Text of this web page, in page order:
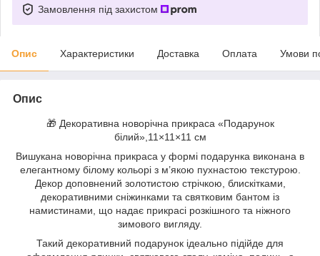
Замовлення під захистом
Опис Характеристики Доставка Оплата Умови
Опис
🎁 Декоративна новорічна прикраса «Подарунок
білий»,11×11×11 см
Вишукана новорічна прикраса у формі подарунка виконана в
елегантному білому кольорі з м’якою пухнастою текстурою.
Декор доповнений золотистою стрічкою, блискітками,
декоративними сніжинками та святковим бантом із
намистинами, що надає прикрасі розкішного та ніжного
зимового вигляду.
Такий декоративний подарунок ідеально підійде для